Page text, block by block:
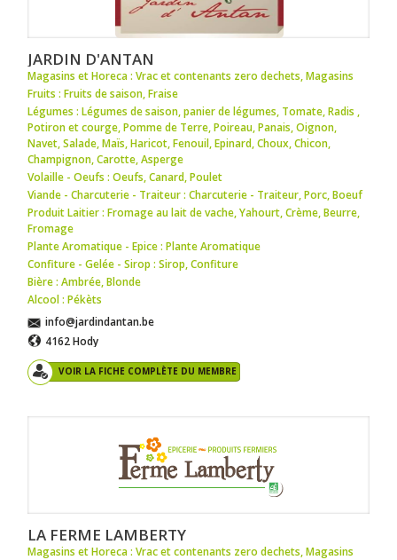
JARDIN D'ANTAN
Magasins et Horeca : Vrac et contenants zero dechets,Magasins
Fruits : Fruits de saison,Fraise
Légumes : Légumes de saison,panier de légumes, Tomate,Radis ,
Potiron et courge,Pomme de Terre,Poireau,Panais,Oignon,
Navet,Salade,Maïs,Haricot,Fenouil,Epinard,Choux,Chicon,
Champignon,Carotte,Asperge
Volaille - Oeufs : Oeufs,Canard,Poulet
Viande - Charcuterie - Traiteur : Charcuterie - Traiteur,Porc,Boeuf
Produit Laitier : Fromage au lait de vache,Yahourt,Crème,Beurre,
Fromage
Plante Aromatique - Epice : Plante Aromatique
Confiture - Gelée - Sirop : Sirop,Confiture
Bière : Ambrée,Blonde
Alcool : Pékèts
info@jardindantan.be
4162 Hody
VOIR LA FICHE COMPLÈTE DU MEMBRE
LA FERME LAMBERTY
Magasins et Horeca : Vrac et contenants zero dechets,Magasins